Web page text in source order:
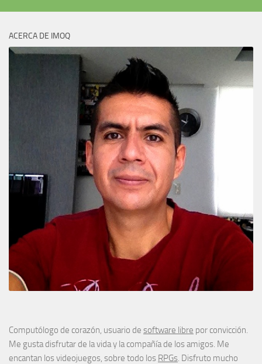
ACERCA DE IMOQ
Computólogo de corazón, usuario de software libre por convicción.
Me gusta disfrutar de la vida y la compañía de los amigos. Me
encantan los videojuegos, sobre todo los RPGs. Disfruto mucho